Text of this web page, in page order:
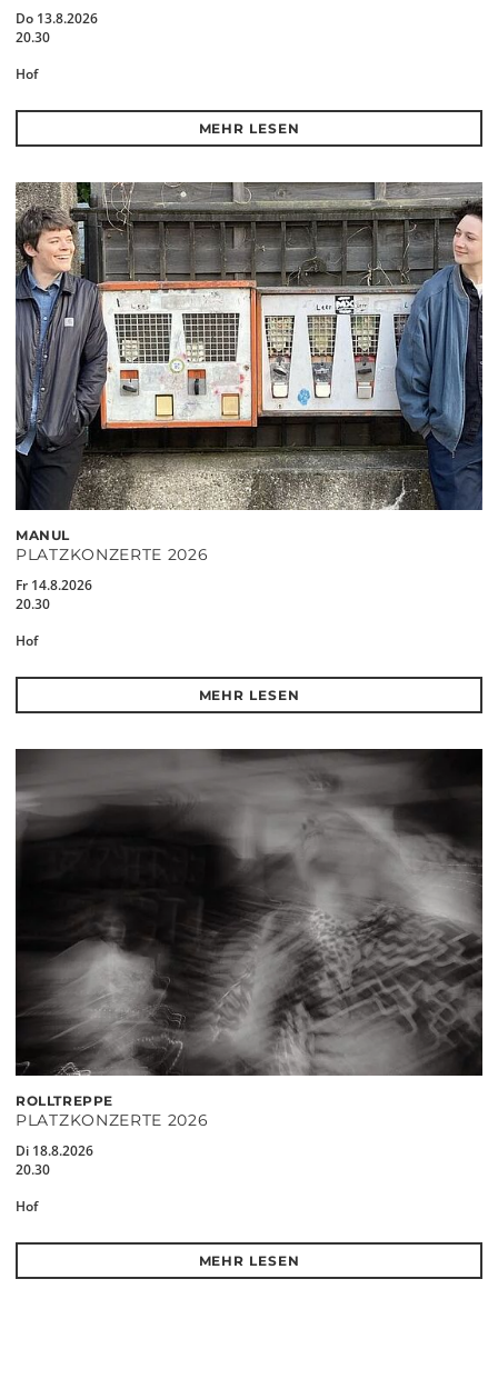
Do 13.8.2026
20.30
Hof
MEHR LESEN
MANUL
PLATZKONZERTE 2026
Fr 14.8.2026
20.30
Hof
MEHR LESEN
ROLLTREPPE
PLATZKONZERTE 2026
Di 18.8.2026
20.30
Hof
MEHR LESEN